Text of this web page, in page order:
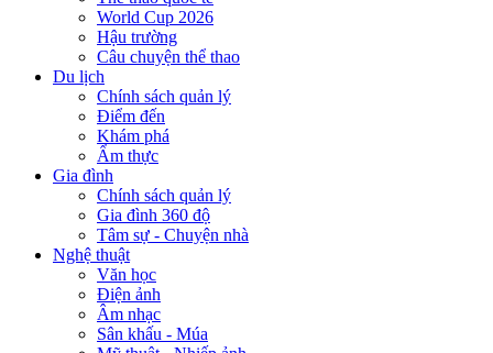
World Cup 2026
Hậu trường
Câu chuyện thể thao
Du lịch
Chính sách quản lý
Điểm đến
Khám phá
Ẩm thực
Gia đình
Chính sách quản lý
Gia đình 360 độ
Tâm sự - Chuyện nhà
Nghệ thuật
Văn học
Điện ảnh
Âm nhạc
Sân khấu - Múa